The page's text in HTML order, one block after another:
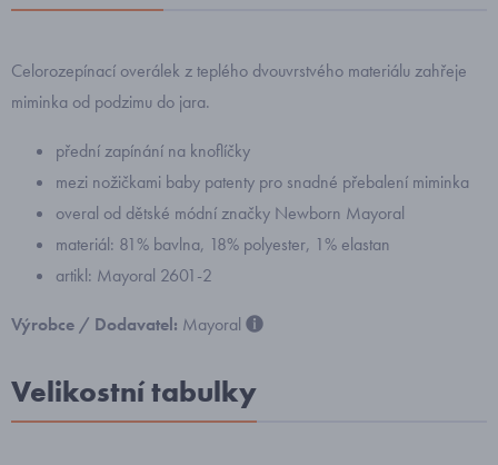
Celorozepínací overálek z teplého dvouvrstvého materiálu zahřeje
miminka od podzimu do jara.
přední zapínání na knoflíčky
mezi nožičkami baby patenty pro snadné přebalení miminka
overal od dětské módní značky Newborn Mayoral
materiál: 81% bavlna, 18% polyester, 1% elastan
artikl: Mayoral 2601-2
Výrobce / Dodavatel: Mayoral
Velikostní tabulky